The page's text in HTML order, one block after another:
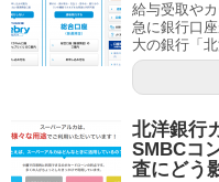
給与受取や
急に銀行口
大の銀行「
北洋銀行
SMBCコ
査にどう